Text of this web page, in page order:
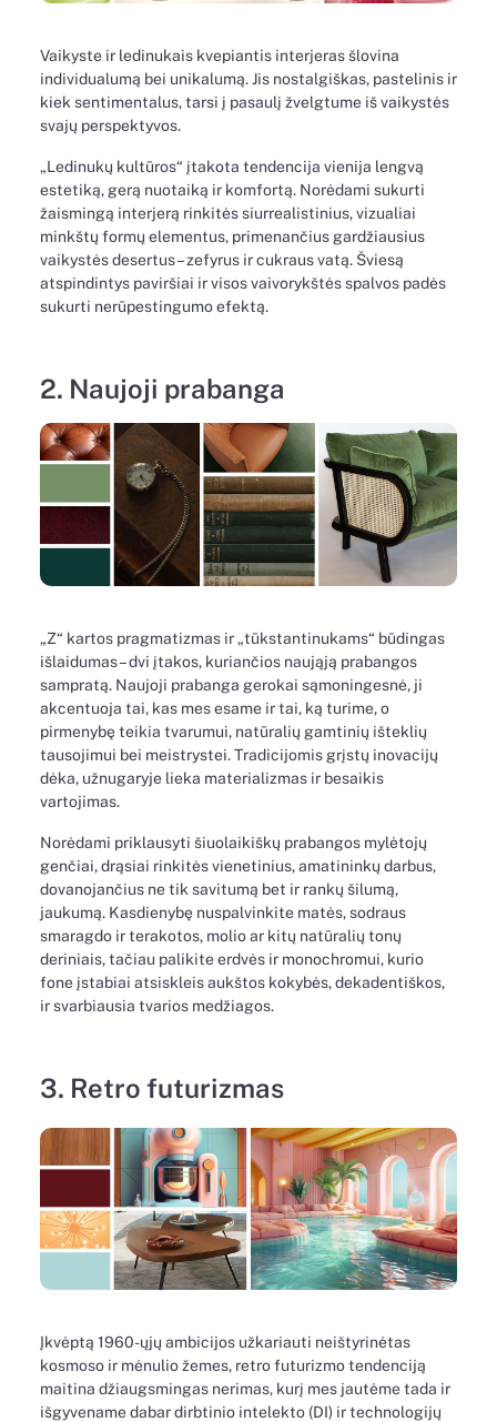
Vaikyste ir ledinukais kvepiantis interjeras šlovina
individualumą bei unikalumą. Jis nostalgiškas, pastelinis ir
kiek sentimentalus, tarsi į pasaulį žvelgtume iš vaikystės
svajų perspektyvos.
„Ledinukų kultūros“ įtakota tendencija vienija lengvą
estetiką, gerą nuotaiką ir komfortą. Norėdami sukurti
žaismingą interjerą rinkitės siurrealistinius, vizualiai
minkštų formų elementus, primenančius gardžiausius
vaikystės desertus – zefyrus ir cukraus vatą. Šviesą
atspindintys paviršiai ir visos vaivorykštės spalvos padės
sukurti nerūpestingumo efektą.
2. Naujoji prabanga
„Z“ kartos pragmatizmas ir „tūkstantinukams“ būdingas
išlaidumas – dvi įtakos, kuriančios naująją prabangos
sampratą. Naujoji prabanga gerokai sąmoningesnė, ji
akcentuoja tai, kas mes esame ir tai, ką turime, o
pirmenybę teikia tvarumui, natūralių gamtinių išteklių
tausojimui bei meistrystei. Tradicijomis grįstų inovacijų
dėka, užnugaryje lieka materializmas ir besaikis
vartojimas.
Norėdami priklausyti šiuolaikiškų prabangos mylėtojų
genčiai, drąsiai rinkitės vienetinius, amatininkų darbus,
dovanojančius ne tik savitumą bet ir rankų šilumą,
jaukumą. Kasdienybę nuspalvinkite matės, sodraus
smaragdo ir terakotos, molio ar kitų natūralių tonų
deriniais, tačiau palikite erdvės ir monochromui, kurio
fone įstabiai atsiskleis aukštos kokybės, dekadentiškos,
ir svarbiausia tvarios medžiagos.
3. Retro futurizmas
Įkvėptą 1960-ųjų ambicijos užkariauti neištyrinėtas
kosmoso ir mėnulio žemes, retro futurizmo tendenciją
maitina džiaugsmingas nerimas, kurį mes jautėme tada ir
išgyvename dabar dirbtinio intelekto (DI) ir technologijų